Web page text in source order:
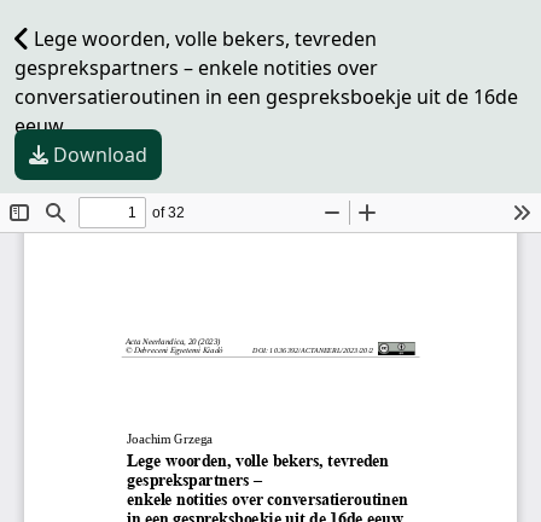
Lege woorden, volle bekers, tevreden
gesprekspartners – enkele notities over
conversatieroutinen in een gespreksboekje uit de 16de
eeuw
Download